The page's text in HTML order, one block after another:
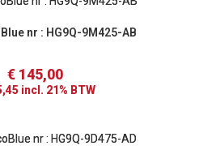
nr : HG9Q-9M425-AB
€145,00
incl. 21% BTW